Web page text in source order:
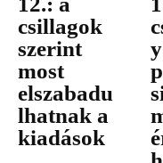
csillagok
szerint
most
elszabadu
lhatnak a
kiadások
y